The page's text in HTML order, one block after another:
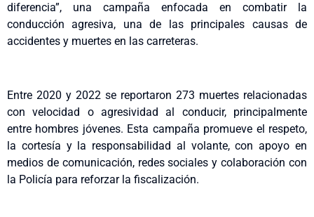
diferencia”, una campaña enfocada en combatir la
conducción agresiva, una de las principales causas de
accidentes y muertes en las carreteras.
Entre 2020 y 2022 se reportaron 273 muertes relacionadas
con velocidad o agresividad al conducir, principalmente
entre hombres jóvenes. Esta campaña promueve el respeto,
la cortesía y la responsabilidad al volante, con apoyo en
medios de comunicación, redes sociales y colaboración con
la Policía para reforzar la fiscalización.